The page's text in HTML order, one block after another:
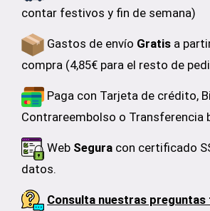
contar festivos y fin de semana)
Gastos de envío Gratis a
compra (4,85€ para el resto de
Paga con Tarjeta de crédito,
Contrareembolso o Transferencia
Web Segura con certificado
datos.
Consulta nuestras